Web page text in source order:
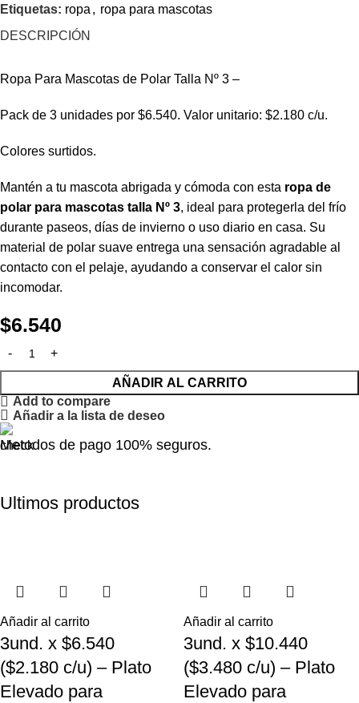
Etiquetas: ropa , ropa para mascotas
DESCRIPCIÓN
Ropa Para Mascotas de Polar Talla Nº 3 –
Pack de 3 unidades por $6.540. Valor unitario: $2.180 c/u.
Colores surtidos.
Mantén a tu mascota abrigada y cómoda con esta ropa de
polar para mascotas talla Nº 3, ideal para protegerla del frío
durante paseos, días de invierno o uso diario en casa. Su
material de polar suave entrega una sensación agradable al
contacto con el pelaje, ayudando a conservar el calor sin
incomodar.
$6.540
AÑADIR AL CARRITO
Add to compare
Añadir a la lista de deseo
Metodos de pago 100% seguros.
Ultimos productos
Añadir al carrito
3und. x $6.540
($2.180 c/u) – Plato
Elevado para
Añadir al carrito
3und. x $10.440
($3.480 c/u) – Plato
Elevado para